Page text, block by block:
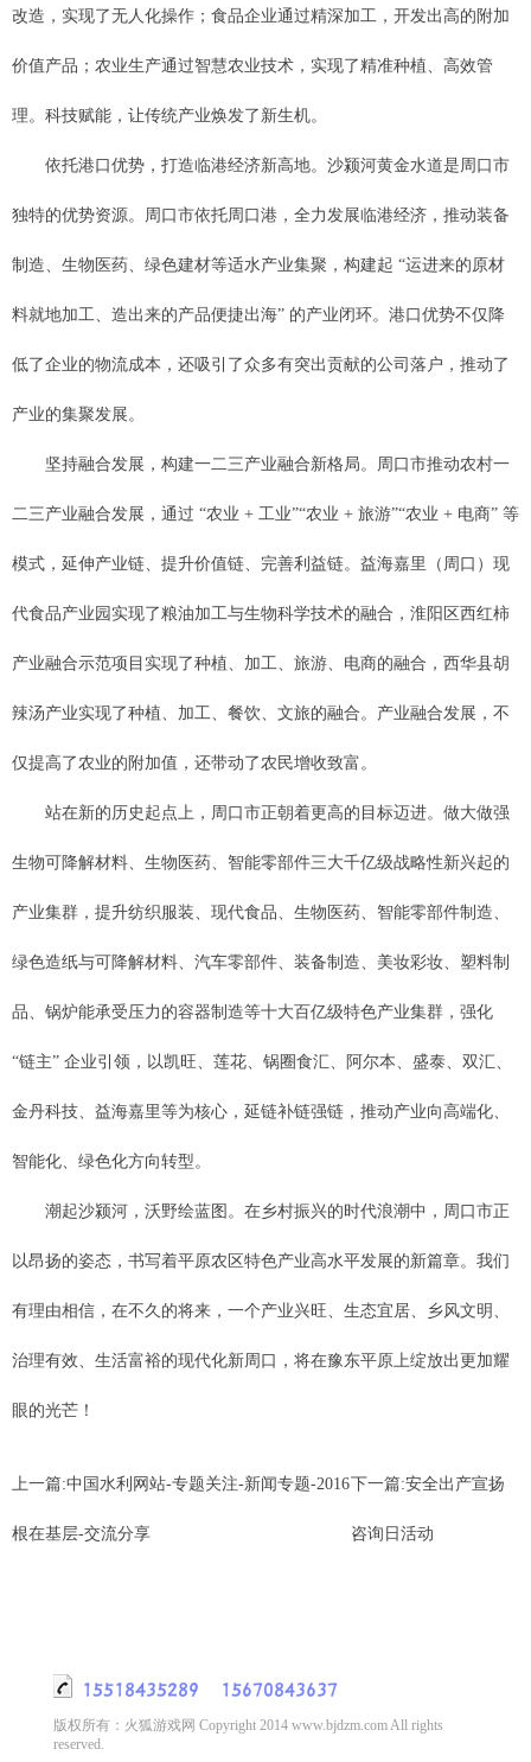
改造，实现了无人化操作；食品企业通过精深加工，开发出高的附加
价值产品；农业生产通过智慧农业技术，实现了精准种植、高效管
理。科技赋能，让传统产业焕发了新生机。
依托港口优势，打造临港经济新高地。沙颍河黄金水道是周口市
独特的优势资源。周口市依托周口港，全力发展临港经济，推动装备
制造、生物医药、绿色建材等适水产业集聚，构建起 “运进来的原材
料就地加工、造出来的产品便捷出海” 的产业闭环。港口优势不仅降
低了企业的物流成本，还吸引了众多有突出贡献的公司落户，推动了
产业的集聚发展。
坚持融合发展，构建一二三产业融合新格局。周口市推动农村一
二三产业融合发展，通过 “农业 + 工业”“农业 + 旅游”“农业 + 电商” 等
模式，延伸产业链、提升价值链、完善利益链。益海嘉里（周口）现
代食品产业园实现了粮油加工与生物科学技术的融合，淮阳区西红柿
产业融合示范项目实现了种植、加工、旅游、电商的融合，西华县胡
辣汤产业实现了种植、加工、餐饮、文旅的融合。产业融合发展，不
仅提高了农业的附加值，还带动了农民增收致富。
站在新的历史起点上，周口市正朝着更高的目标迈进。做大做强
生物可降解材料、生物医药、智能零部件三大千亿级战略性新兴起的
产业集群，提升纺织服装、现代食品、生物医药、智能零部件制造、
绿色造纸与可降解材料、汽车零部件、装备制造、美妆彩妆、塑料制
品、锅炉能承受压力的容器制造等十大百亿级特色产业集群，强化
“链主” 企业引领，以凯旺、莲花、锅圈食汇、阿尔本、盛泰、双汇、
金丹科技、益海嘉里等为核心，延链补链强链，推动产业向高端化、
智能化、绿色化方向转型。
潮起沙颍河，沃野绘蓝图。在乡村振兴的时代浪潮中，周口市正
以昂扬的姿态，书写着平原农区特色产业高水平发展的新篇章。我们
有理由相信，在不久的将来，一个产业兴旺、生态宜居、乡风文明、
治理有效、生活富裕的现代化新周口，将在豫东平原上绽放出更加耀
眼的光芒！
上一篇:中国水利网站-专题关注-新闻专题-2016
根在基层-交流分享
下一篇:安全出产宣扬
咨询日活动
版权所有：火狐游戏网 Copyright 2014 www.bjdzm.com All rights
reserved.